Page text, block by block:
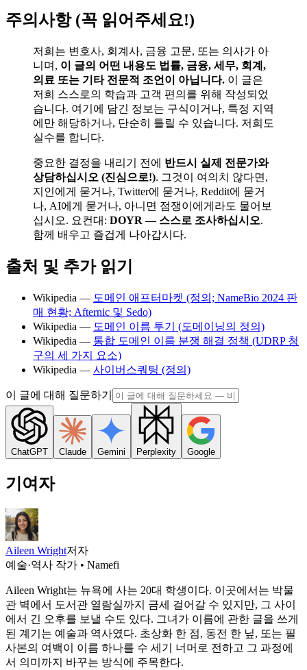
주의사항 (꼭 읽어주세요!)
저희는 변호사, 회계사, 금융 고문, 또는 의사가 아
니며, 이 글의 어떤 내용도 법률, 금융, 세무, 회계,
의료 또는 기타 전문적 조언이 아닙니다. 이 글은
저희 스스로의 학습과 고객 편의를 위해 작성되었
습니다. 여기에 담긴 정보는 구식이거나, 특정 지역
에만 해당하거나, 단순히 틀릴 수 있습니다. 저희도
실수를 합니다.
중요한 결정을 내리기 전에 반드시 실제 전문가와
상담하십시오 (진심으로!). 그것이 여의치 않다면,
지인에게 묻거나, Twitter에 묻거나, Reddit에 묻거
나, AI에게 묻거나, 아니면 점쟁이에게라도 물어보
십시오. 요컨대: DOYR — 스스로 조사하십시오.
함께 배우고 즐겁게 나아갑시다.
출처 및 추가 읽기
Wikipedia — 도메인 애프터마켓 (정의; NameBio 2024 판
매 현황; Afternic 및 Sedo)
Wikipedia — 도메인 이름 투기 (도메이닝의 정의)
Wikipedia — 통합 도메인 이름 분쟁 해결 정책 (UDRP 청
구의 세 가지 요소)
Wikipedia — 사이버스쿼팅 (정의)
이 글에 대해 질문하기
ChatGPT Claude Gemini Perplexity Google
기여자
Aileen Wright저자
예술·역사 작가 • Namefi
Aileen Wright는 뉴욕에 사는 20대 학생이다. 이곳에서는 박물
관 벽에서 도서관 열람실까지 금세 걸어갈 수 있지만, 그 사이
에서 긴 오후를 보낼 수도 있다. 그녀가 이름에 관한 글을 쓰게
된 계기는 예술과 역사였다. 초상화 한 점, 동전 한 닢, 또는 필
사본의 여백이 이름 하나를 수 세기 너머로 전하고 그 과정에
서 의미까지 바꾸는 방식에 주목한다.